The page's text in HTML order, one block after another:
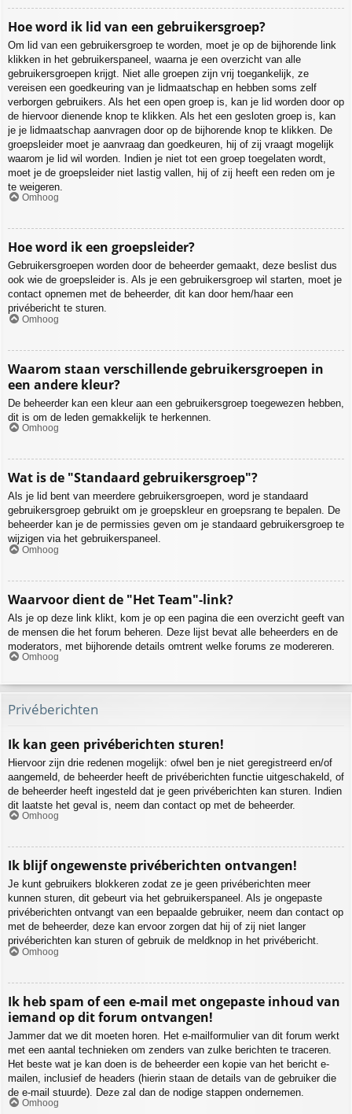
Hoe word ik lid van een gebruikersgroep?
Om lid van een gebruikersgroep te worden, moet je op de bijhorende link
klikken in het gebruikerspaneel, waarna je een overzicht van alle
gebruikersgroepen krijgt. Niet alle groepen zijn vrij toegankelijk, ze
vereisen een goedkeuring van je lidmaatschap en hebben soms zelf
verborgen gebruikers. Als het een open groep is, kan je lid worden door op
de hiervoor dienende knop te klikken. Als het een gesloten groep is, kan
je je lidmaatschap aanvragen door op de bijhorende knop te klikken. De
groepsleider moet je aanvraag dan goedkeuren, hij of zij vraagt mogelijk
waarom je lid wil worden. Indien je niet tot een groep toegelaten wordt,
moet je de groepsleider niet lastig vallen, hij of zij heeft een reden om je
te weigeren.
Omhoog
Hoe word ik een groepsleider?
Gebruikersgroepen worden door de beheerder gemaakt, deze beslist dus
ook wie de groepsleider is. Als je een gebruikersgroep wil starten, moet je
contact opnemen met de beheerder, dit kan door hem/haar een
privébericht te sturen.
Omhoog
Waarom staan verschillende gebruikersgroepen in
een andere kleur?
De beheerder kan een kleur aan een gebruikersgroep toegewezen hebben,
dit is om de leden gemakkelijk te herkennen.
Omhoog
Wat is de "Standaard gebruikersgroep"?
Als je lid bent van meerdere gebruikersgroepen, word je standaard
gebruikersgroep gebruikt om je groepskleur en groepsrang te bepalen. De
beheerder kan je de permissies geven om je standaard gebruikersgroep te
wijzigen via het gebruikerspaneel.
Omhoog
Waarvoor dient de "Het Team"-link?
Als je op deze link klikt, kom je op een pagina die een overzicht geeft van
de mensen die het forum beheren. Deze lijst bevat alle beheerders en de
moderators, met bijhorende details omtrent welke forums ze modereren.
Omhoog
Privéberichten
Ik kan geen privéberichten sturen!
Hiervoor zijn drie redenen mogelijk: ofwel ben je niet geregistreerd en/of
aangemeld, de beheerder heeft de privéberichten functie uitgeschakeld, of
de beheerder heeft ingesteld dat je geen privéberichten kan sturen. Indien
dit laatste het geval is, neem dan contact op met de beheerder.
Omhoog
Ik blijf ongewenste privéberichten ontvangen!
Je kunt gebruikers blokkeren zodat ze je geen privéberichten meer
kunnen sturen, dit gebeurt via het gebruikerspaneel. Als je ongepaste
privéberichten ontvangt van een bepaalde gebruiker, neem dan contact op
met de beheerder, deze kan ervoor zorgen dat hij of zij niet langer
privéberichten kan sturen of gebruik de meldknop in het privébericht.
Omhoog
Ik heb spam of een e-mail met ongepaste inhoud van
iemand op dit forum ontvangen!
Jammer dat we dit moeten horen. Het e-mailformulier van dit forum werkt
met een aantal technieken om zenders van zulke berichten te traceren.
Het beste wat je kan doen is de beheerder een kopie van het bericht e-
mailen, inclusief de headers (hierin staan de details van de gebruiker die
de e-mail stuurde). Deze zal dan de nodige stappen ondernemen.
Omhoog